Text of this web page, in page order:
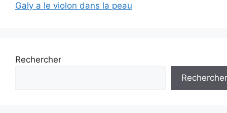
Galy a le violon dans la peau
Rechercher
Rechercher